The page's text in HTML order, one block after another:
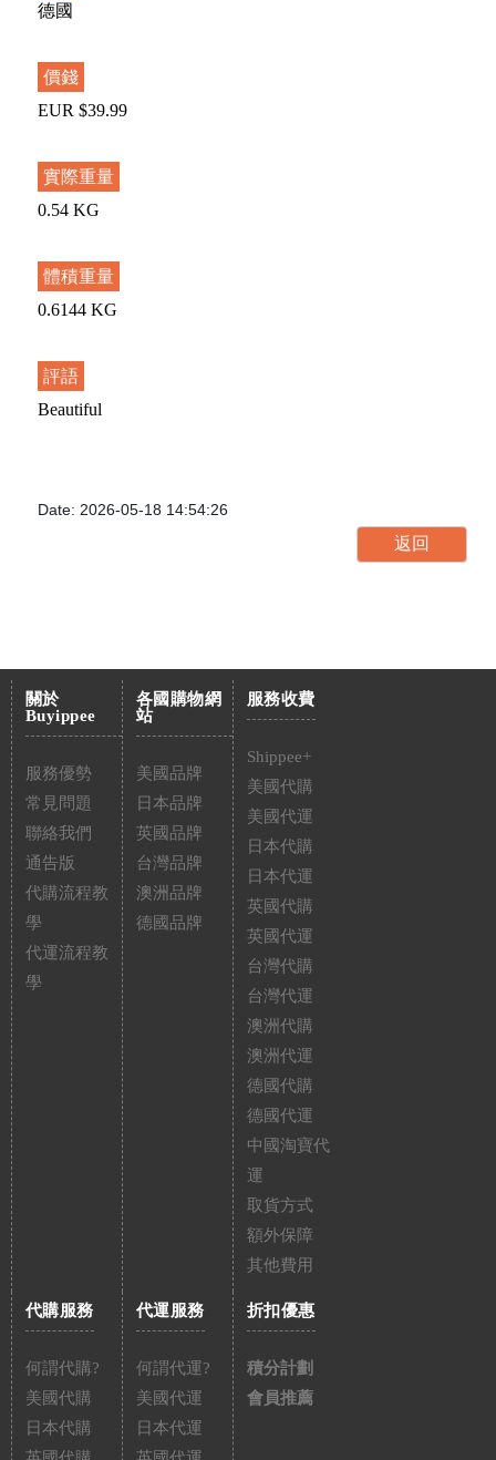
德國
價錢
EUR $39.99
實際重量
0.54 KG
體積重量
0.6144 KG
評語
Beautiful
Date: 2026-05-18 14:54:26
關於
Buyippee
服務優勢
常見問題
聯絡我們
通告版
代購流程教
學
代運流程教
學
各國購物網
站
美國品牌
日本品牌
英國品牌
台灣品牌
澳洲品牌
德國品牌
服務收費
Shippee+
美國代購
美國代運
日本代購
日本代運
英國代購
英國代運
台灣代購
台灣代運
澳洲代購
澳洲代運
德國代購
德國代運
中國淘寶代
運
取貨方式
額外保障
其他費用
代購服務
何謂代購?
美國代購
日本代購
代運服務
何謂代運?
美國代運
日本代運
折扣優惠
積分計劃
會員推薦